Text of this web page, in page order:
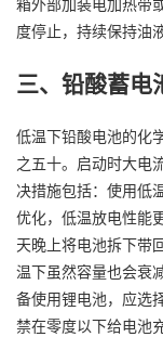
度停止，持续保持油
三、铅酸蓄电
低温下铅酸电池的化
之五十。启动时大电
决措施包括：使用低
优化，低温放电性能
天晚上将电池拆下带
温下虽然容量也会衰
备使用锂电池，应选
禁在零度以下给电池